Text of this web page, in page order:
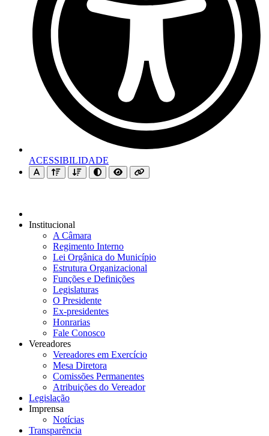
ACESSIBILIDADE
Institucional
A Câmara
Regimento Interno
Lei Orgânica do Município
Estrutura Organizacional
Funções e Definições
Legislaturas
O Presidente
Ex-presidentes
Honrarias
Fale Conosco
Vereadores
Vereadores em Exercício
Mesa Diretora
Comissões Permanentes
Atribuições do Vereador
Legislação
Imprensa
Notícias
Transparência